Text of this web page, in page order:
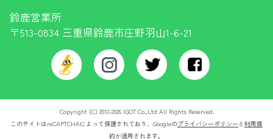
鈴鹿営業所
〒513-0834 三重県鈴鹿市庄野羽山1-6-21
Copyright (C) 2012-2026 IGOT Co.,Ltd All Rights Reserved.
このサイトはreCAPTCHAによって保護されており、Googleのプライバシーポリシー と利用規
約が適用されます。